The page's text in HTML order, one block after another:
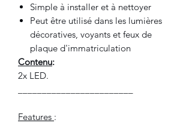
Simple à installer et à nettoyer
Peut être utilisé dans les lumières
décoratives, voyants et feux de
plaque d'immatriculation
Contenu:
2x LED.
Features :